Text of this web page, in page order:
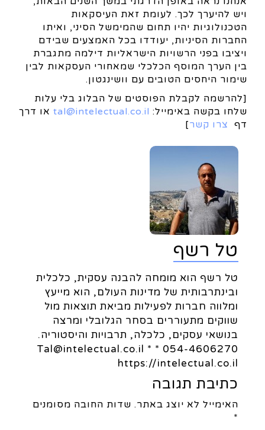
ויש להיערך לכך. לעומת זאת העיסקאות
הטכנולוגיות יהיו תחום שהמימשל הסיני, ואיתו
החברות הסיניות, יעודדו בכל האמצעים שבידם
ויציבו בפני הרשויות הישראליות דילמה מתגברת
בין הערך המוסף הכלכלי שמאחורי העסקאות לבין
שימור היחסים הטובים עם וושינגטון.
[להרשמה לקבלת הפוסטים של הבלוג בלי עלות
שלחו בקשה באימייל: tal@intelectual.co.il או דרך
דף צרו קשר]
טל רשף
טל רשף הוא מומחה להבנה עסקית, כלכלית
ובינתרבותית של מדינות העולם, הוא מייעץ
ומלווה חברות לפעילות מביאת תוצאות מול
שווקים מתעוררים בסחר הגלובלי ומרצה
בנושאי עסקים, כלכלה, תרבויות והיסטוריה.
054-4606270 * Tal@intelectual.co.il *
https://intelectual.co.il
כתיבת תגובה
האימייל לא יוצג באתר. שדות החובה מסומנים
*